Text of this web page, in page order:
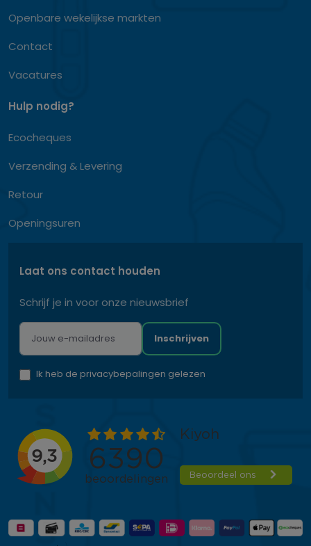
Openbare wekelijkse markten
Contact
Vacatures
Hulp nodig?
Ecocheques
Verzending & Levering
Retour
Openingsuren
Laat ons contact houden
Schrijf je in voor onze nieuwsbrief
Inschrijven
Ik heb de privacybepalingen gelezen